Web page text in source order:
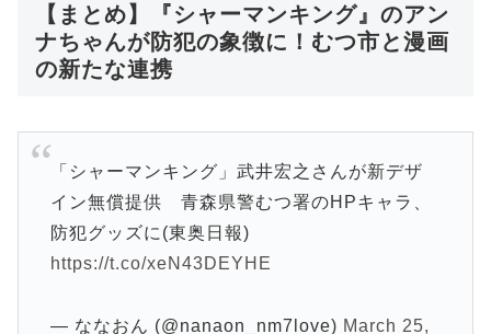
【まとめ】『シャーマンキング』のアン
ナちゃんが防犯の象徴に！むつ市と漫画
の新たな連携
「シャーマンキング」武井宏之さんが新デザ
イン無償提供 青森県警むつ署のHPキャラ、
防犯グッズに(東奥日報)
https://t.co/xeN43DEYHE
— ななおん (@nanaon_nm7love) March 25,